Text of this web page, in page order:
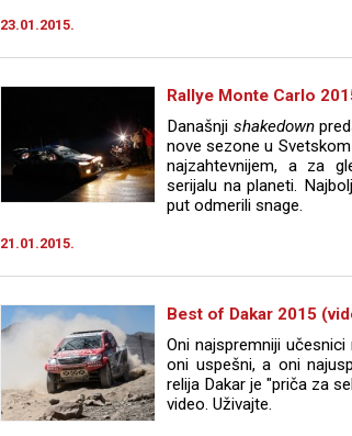
23.01.2015.
Rallye Monte Carlo
Današnji shakedown
nove sezone u
najzahtevnijem, a za
serijalu na planeti.
put odmerili snage.
21.01.2015.
Best of Dakar 2015
Oni najspremniji
oni uspešni, a oni
relija Dakar je "priča za
video. Uživajte.